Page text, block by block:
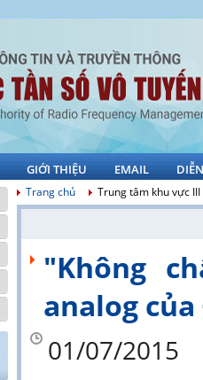
GIỚI THIỆU EMAIL
Trang chủ Trung tâm khu vực III
"Không
analog
01/07/2015